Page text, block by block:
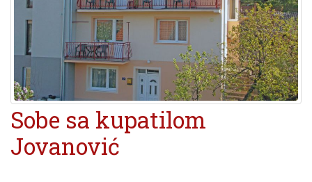
Sobe sa kupatilom
Jovanović